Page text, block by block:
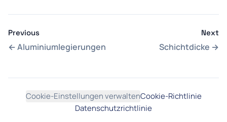
Previous
←Aluminiumlegierungen
Next
Schichtdicke →
Cookie-Einstellungen verwaltenCookie-Richtlinie
Datenschutzrichtlinie